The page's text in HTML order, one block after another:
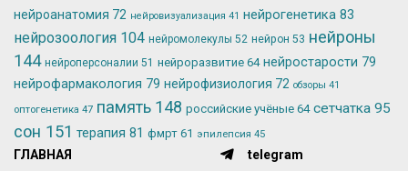
нейроанатомия 72 нейровизуализация 41 нейрогенетика 83
нейрозоология 104 нейромолекулы 52 нейрон 53 нейроны
144 нейроперсоналии 51 нейроразвитие 64 нейростарости 79
нейрофармакология 79 нейрофизиология 72 обзоры 41
оптогенетика 47 память 148 российские учёные 64 сетчатка 95
сон 151 терапия 81 фмрт 61 эпилепсия 45
ГЛАВНАЯ telegram